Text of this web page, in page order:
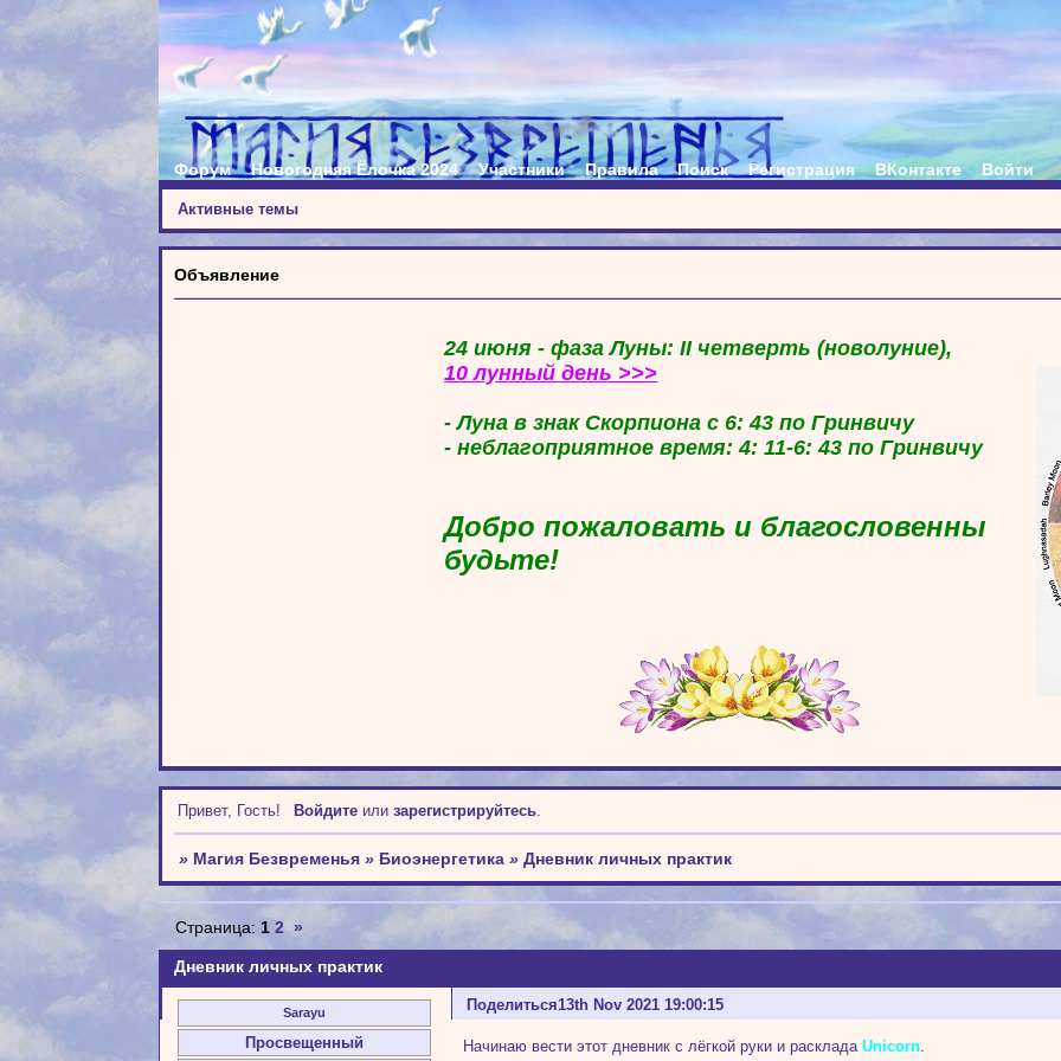
Форум Новогодняя Ёлочка 2024 Участники Правила Поиск Регистрация ВКонтакте Войти
Активные темы
Объявление
24 июня - фаза Луны: II четверть (новолуние),
10 лунный день >>>
- Луна в знак Скорпиона с 6: 43 по Гринвичу
- неблагоприятное время: 4: 11-6: 43 по Гринвичу
Добро пожаловать и благословенны
будьте!
Привет, Гость! Войдитеили зарегистрируйтесь.
» Магия Безвременья » Биоэнергетика »Дневник личных практик
Дневник личных практик
Страница: 1 2 »
Поделиться13th Nov 2021 19:00:15
Sarayu
Просвещенный Начинаю вести этот дневник с лёгкой руки и раскладаUnicorn